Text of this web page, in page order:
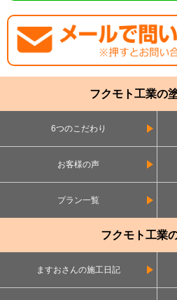
フクモト工業の
6つのこだわり
お客様の声
プラン一覧
フクモト工業
ますおさんの施工日記